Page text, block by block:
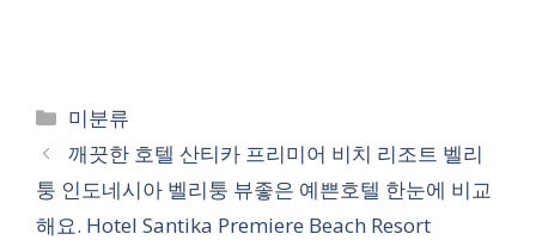
카
테
고
리
미분류
깨끗한 호텔 산티카 프리미어 비치 리조트 벨리
퉁 인도네시아 벨리퉁 뷰좋은 예쁜호텔 한눈에 비교
해요. Hotel Santika Premiere Beach Resort